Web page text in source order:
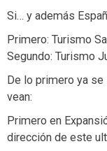
Si… y además
Primero: Turismo
Segundo: Turismo
De lo primero ya se
vean:
Primero en
dirección de este